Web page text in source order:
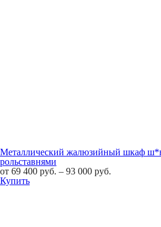
Металлический жалюзийный шкаф
рольставнями
от 69 400 руб. – 93 000 руб.
Купить